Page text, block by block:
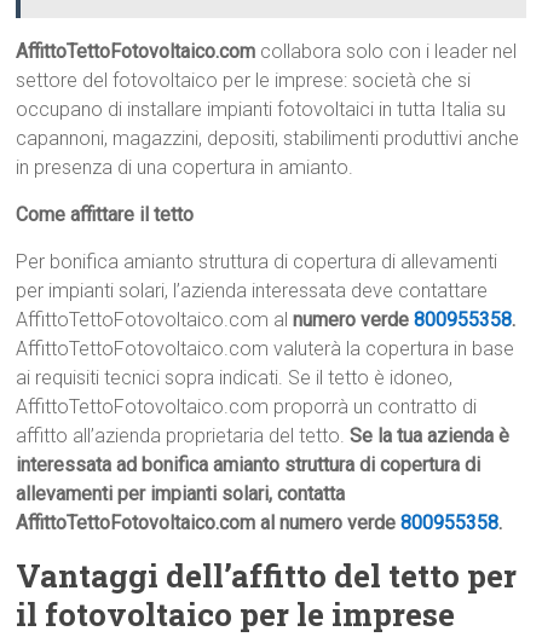
AffittoTettoFotovoltaico.com collabora solo con i leader nel
settore del fotovoltaico per le imprese: società che si
occupano di installare impianti fotovoltaici in tutta Italia su
capannoni, magazzini, depositi, stabilimenti produttivi anche
in presenza di una copertura in amianto.
Come affittare il tetto
Per bonifica amianto struttura di copertura di allevamenti
per impianti solari, l’azienda interessata deve contattare
AffittoTettoFotovoltaico.com alnumero verde800955358.
AffittoTettoFotovoltaico.com valuterà la copertura in base
ai requisiti tecnici sopra indicati. Se il tetto è idoneo,
AffittoTettoFotovoltaico.com proporrà un contratto di
affitto all’azienda proprietaria del tetto.Se la tua azienda è
interessata ad bonifica amianto struttura di copertura di
allevamenti per impianti solari, contatta
AffittoTettoFotovoltaico.com al numero verde800955358.
Vantaggi dell’affitto del tetto per
il fotovoltaico per le imprese